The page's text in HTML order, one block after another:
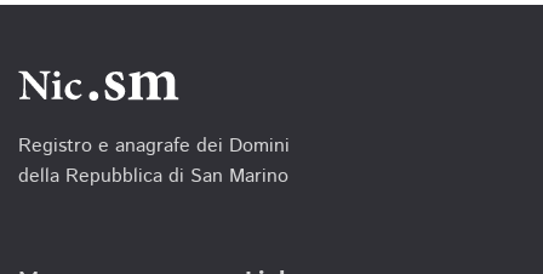
Registro e anagrafe dei Domini
della Repubblica di San Marino